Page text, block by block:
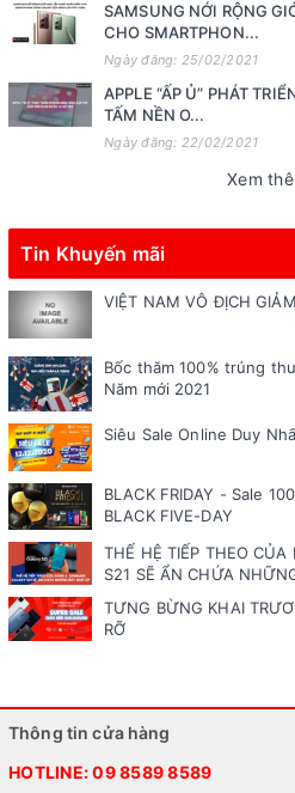
SAMSUNG NỚI RỘNG
CHO SMARTPHON...
Ngày đăng: 25/02/2021
APPLE “ẤP Ủ” PHÁT
TẤM NỀN O...
Ngày đăng: 22/02/2021
Xem
Tin Khuyến mãi
VIỆT NAM VÔ ĐỊCH
Bốc thăm 100% trúng
Năm mới 2021
Siêu Sale Online Duy
BLACK FRIDAY - Sale
BLACK FIVE-DAY
THẾ HỆ TIẾP THEO
S21 SẼ ẨN CHỨA
TƯNG BỪNG KHAI
RỠ
Thông tin cửa hàng
HOTLINE:09 8589 8589